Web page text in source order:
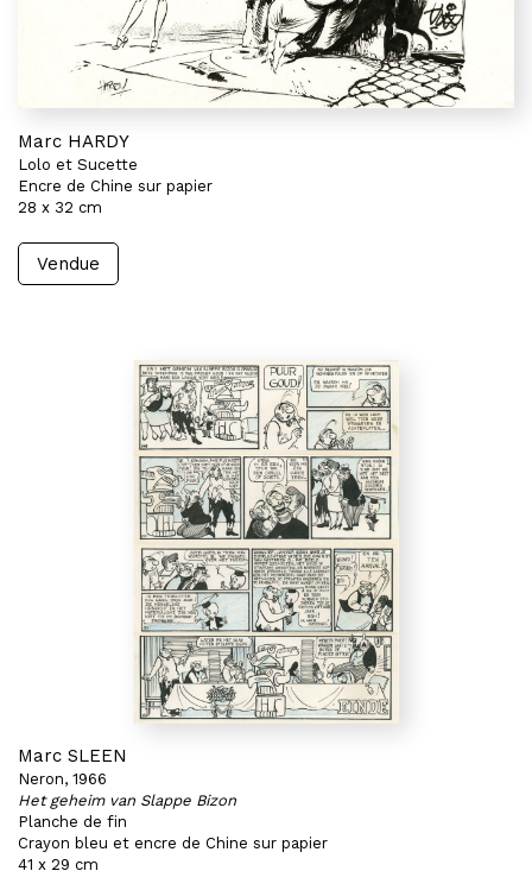
Marc HARDY
Lolo et Sucette
Encre de Chine sur papier
28 x 32 cm
Vendue
Marc SLEEN
Neron, 1966
Het geheim van Slappe Bizon
Planche de fin
Crayon bleu et encre de Chine sur papier
41 x 29 cm